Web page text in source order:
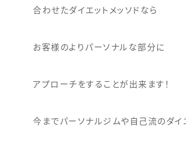
合わせたダイエットメッソドなら
お客様のよりパーソナルな部分に
アプローチをすることが出来ます！
今までパーソナルジムや自己流のダイ